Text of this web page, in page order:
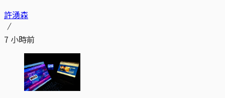
許湧森
7 小時前